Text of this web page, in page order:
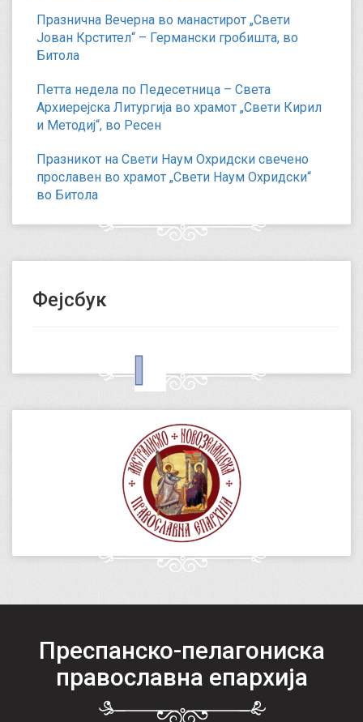
Празнична Вечерна во манастирот „Свети
Јован Крстител“ – Германски гробишта, во
Битола
Петта недела по Педесетница – Света
Архиерејска Литургија во храмот „Свети Кирил
и Методиј“, во Ресен
Празникот на Свети Наум Охридски свечено
прославен во храмот „Свети Наум Охридски“
во Битола
Фејсбук
Преспанско-пелагониска
православна епархија